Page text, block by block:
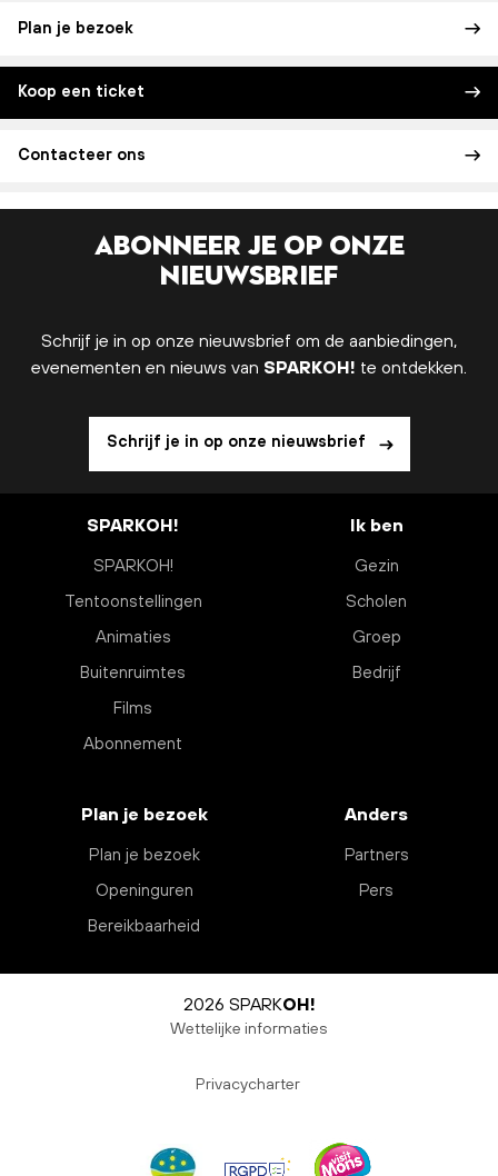
Plan je bezoek
Koop een ticket
Contacteer ons
Abonneer je op onze
nieuwsbrief
Schrijf je in op onze nieuwsbrief om de aanbiedingen,
evenementen en nieuws van SPARKOH! te ontdekken.
Schrijf je in op onze nieuwsbrief
SPARKOH!
SPARKOH!
Tentoonstellingen
Animaties
Buitenruimtes
Films
Abonnement
Ik ben
Gezin
Scholen
Groep
Bedrijf
Plan je bezoek
Plan je bezoek
Openinguren
Bereikbaarheid
Anders
Partners
Pers
2026 SPARKOH!
Wettelijke informaties
Privacycharter